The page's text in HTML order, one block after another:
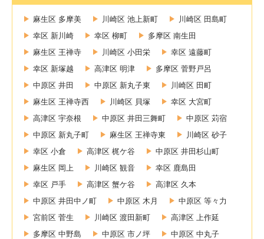
麻生区 多摩美 川崎区 池上新町
川崎区 田島町
幸区 新川崎
幸区 柳町
多摩区 南生田
麻生区 王禅寺
川崎区 小田栄
幸区 遠藤町
幸区 新塚越
高津区 明津
多摩区 菅野戸呂
中原区 井田
中原区 新丸子東
川崎区 田町
麻生区 王禅寺西
川崎区 貝塚
幸区 大宮町
高津区 宇奈根
中原区 井田三舞町
中原区 苅宿
中原区 新丸子町
麻生区 王禅寺東
川崎区 砂子
幸区 小倉
高津区 梶ケ谷
中原区 井田杉山町
麻生区 岡上
川崎区 観音
幸区 鹿島田
幸区 戸手
高津区 蟹ケ谷
高津区 久本
中原区 井田中ノ町
中原区 木月
中原区 等々力
宮前区 菅生
川崎区 渡田新町
高津区 上作延
多摩区 中野島
中原区 市ノ坪
中原区 中丸子